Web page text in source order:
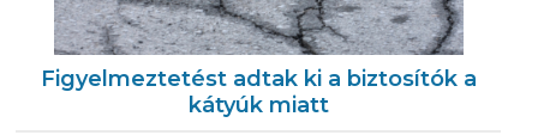
Figyelmeztetést adtak ki a biztosítók a
kátyúk miatt